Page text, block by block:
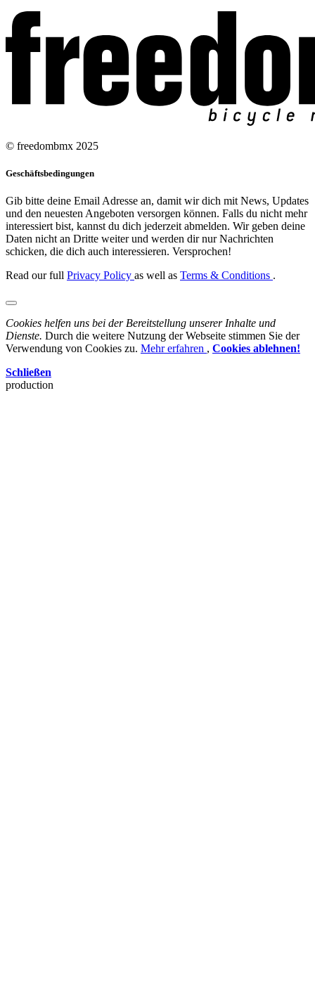
© freedombmx 2025
Geschäftsbedingungen
Gib bitte deine Email Adresse an, damit wir dich mit News, Updates
und den neuesten Angeboten versorgen können. Falls du nicht mehr
interessiert bist, kannst du dich jederzeit abmelden. Wir geben deine
Daten nicht an Dritte weiter und werden dir nur Nachrichten
schicken, die dich auch interessieren. Versprochen!
Read our full Privacy Policy as well as Terms & Conditions .
Cookies helfen uns bei der Bereitstellung unserer Inhalte und
Dienste. Durch die weitere Nutzung der Webseite stimmen Sie der
Verwendung von Cookies zu. Mehr erfahren , Cookies ablehnen!
Schließen
production